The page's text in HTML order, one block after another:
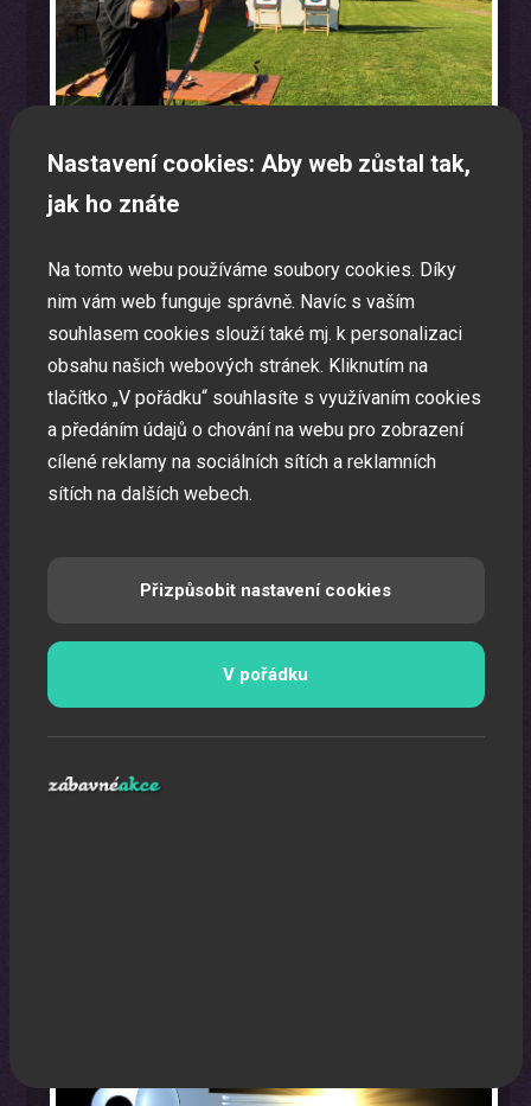
Moderátor
Zkušený moderátor je základ každé Vaší pořádané akce.
Nastavení cookies: Aby web zůstal tak,
jak ho znáte
Na tomto webu používáme soubory cookies. Díky
nim vám web funguje správně. Navíc s vaším
souhlasem cookies slouží také mj. k personalizaci
obsahu našich webových stránek. Kliknutím na
tlačítko „V pořádku“ souhlasíte s využívaním cookies
a předáním údajů o chování na webu pro zobrazení
cílené reklamy na sociálních sítích a reklamních
sítích na dalších webech.
Přizpůsobit nastavení cookies
V pořádku